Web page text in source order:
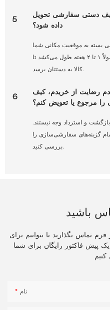
5
دستی سفارشی تحویل
داده شود؟
بسته به موقعیت مکانی شما
ممکن است متفاوت باشد، اما معمولاً ۱ تا ۲ هفته طول می‌کشد تا
کالا به دستتان برسد.
6
رضایت از خریدم، کیف
مرجوع یا تعویض کنم؟
و استرداد وجه نیستند.
گزینه‌های سفارشی‌سازی را
بررسی کنید.
باشید
تماس بگذارید تا بتوانیم برای
پیش فاکتور رایگان برای شما
نام